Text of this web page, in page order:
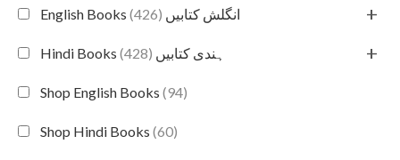
English Books انگلش کتابیں (426) +
Hindi Books ہندی کتابیں (428) +
Shop English Books (94)
Shop Hindi Books (60)